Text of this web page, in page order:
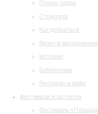
Планы залов
Структура
Как добраться
Визит в филармонию
История
Библиотека
Ресторан и кафе
Фестивали и гастроли
Фестиваль